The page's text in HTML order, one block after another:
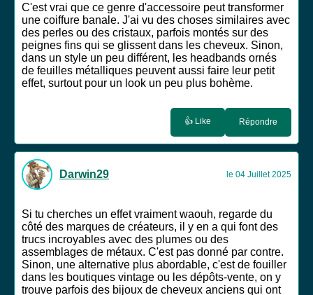
C'est vrai que ce genre d'accessoire peut transformer
une coiffure banale. J'ai vu des choses similaires avec
des perles ou des cristaux, parfois montés sur des
peignes fins qui se glissent dans les cheveux. Sinon,
dans un style un peu différent, les headbands ornés
de feuilles métalliques peuvent aussi faire leur petit
effet, surtout pour un look un peu plus bohème.
👍 Like Répondre
Darwin29 le 04 Juillet 2025
Si tu cherches un effet vraiment waouh, regarde du
côté des marques de créateurs, il y en a qui font des
trucs incroyables avec des plumes ou des
assemblages de métaux. C'est pas donné par contre.
Sinon, une alternative plus abordable, c'est de fouiller
dans les boutiques vintage ou les dépôts-vente, on y
trouve parfois des bijoux de cheveux anciens qui ont